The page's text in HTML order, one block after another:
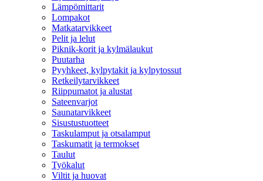
Lämpömittarit
Lompakot
Matkatarvikkeet
Pelit ja lelut
Piknik-korit ja kylmälaukut
Puutarha
Pyyhkeet, kylpytakit ja kylpytossut
Retkeilytarvikkeet
Riippumatot ja alustat
Sateenvarjot
Saunatarvikkeet
Sisustustuotteet
Taskulamput ja otsalamput
Taskumatit ja termokset
Taulut
Työkalut
Viltit ja huovat